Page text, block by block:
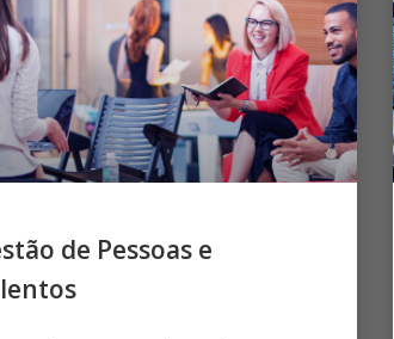
de Pessoas e